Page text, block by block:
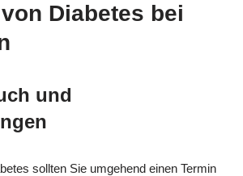
Diabetes bei
und
sollten Sie umgehend einen Termin